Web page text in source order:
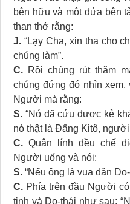
bên hữu và một đứa bên
than thở rằng:
J. “Lạy Cha, xin tha cho
chúng làm”.
C. Rồi chúng rút thăm
chúng đứng đó nhìn
Người mà rằng:
S. “Nó đã cứu được kẻ
nó thật là Ðấng Kitô,
C. Quân lính đều chế
Người uống và nói:
S. “Nếu ông là vua dân
C. Phía trên đầu Người
tinh và Do-thái như sau: